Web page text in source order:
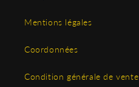
Mentions légales
Coordonnées
Condition générale de vente